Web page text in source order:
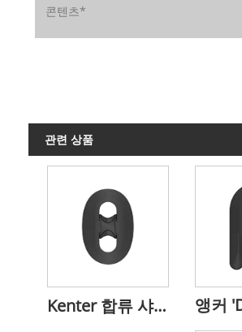
관련 상품
Kenter 합류 샤클